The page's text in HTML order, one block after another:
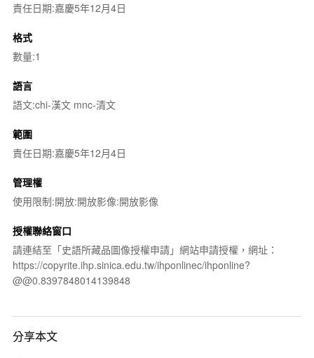
責任日期:嘉慶5年12月4日
格式
數量:1
語言
語文:chi-漢文 mnc-清文
範圍
責任日期:嘉慶5年12月4日
管理權
使用限制:開放:開放影像:開放影像
授權聯絡窗口
請連結至「史語所藏品圖像授權申請」網站申請授權，網址：
https://copyrite.ihp.sinica.edu.tw/ihponlinec/ihponline?
@@0.8397848014139848
分享本文